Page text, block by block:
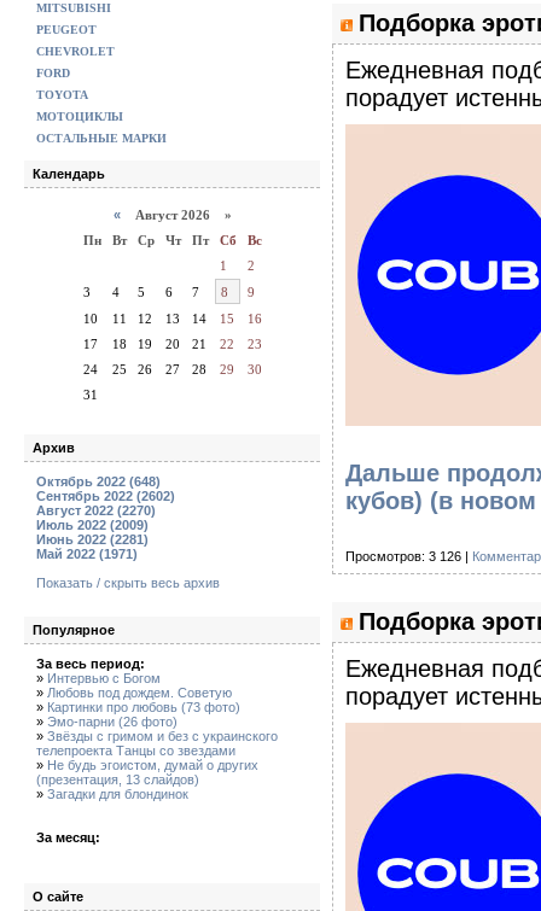
MITSUBISHI
PEUGEOT
CHEVROLET
FORD
TOYOTA
МОТОЦИКЛЫ
ОСТАЛЬНЫЕ МАРКИ
Календарь
« Август 2026 »
Пн
Вт Ср Чт Пт Сб
Вс
1
2
3
4 5 6 7 8
9
10
11 12 13 14 15
16
17
18 19 20 21 22
23
24
25 26 27 28 29
30
31
Архив
Октябрь 2022 (648)
Сентябрь 2022 (2602)
Август 2022 (2270)
Июль 2022 (2009)
Июнь 2022 (2281)
Май 2022 (1971)
Показать / скрыть весь архив
Популярное
За весь период:
» Интервью с Богом
» Любовь под дождем. Советую
» Картинки про любовь (73 фото)
» Эмо-парни (26 фото)
» Звёзды с гримом и без с украинского
телепроекта Танцы со звездами
» Не будь эгоистом, думай о других
(презентация, 13 слайдов)
» Загадки для блондинок
За месяц:
О сайте
Подборка
Eжедневная
порадует
Дальше
кубов) (в новом
Просмотров: 3 126 |
Подборка
Eжедневная
порадует